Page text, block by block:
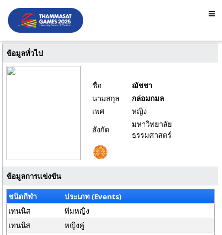
ข้อมูลทั่วไป
ชื่อ
ฌัชชา
นามสกุล
กล่อมกมล
เพศ
หญิง
สังกัด
มหาวิทยาลัย
ธรรมศาสตร์
ข้อมูลการแข่งขัน
ชนิดกีฬา
ประเภท (Events)
เทนนิส
ทีมหญิง
เทนนิส
หญิงคู่